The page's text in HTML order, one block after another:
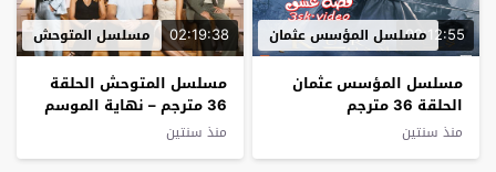
02:12:55مسلسل المؤسس عثمان
مسلسل المؤسس عثمان
الحلقة 36 مترجم
منذ سنتين
02:19:38 مسلسل المتوحش
مسلسل المتوحش الحلقة
36 مترجم – نهاية الموسم
منذ سنتين